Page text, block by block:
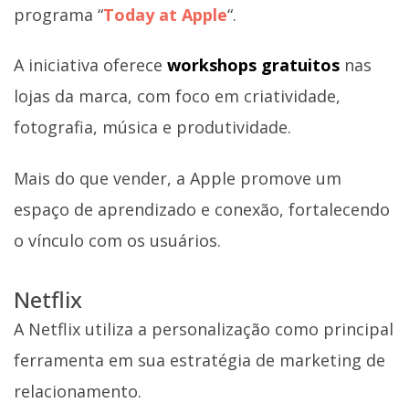
programa “Today at Apple“.
A iniciativa oferece workshops gratuitos nas
lojas da marca, com foco em criatividade,
fotografia, música e produtividade.
Mais do que vender, a Apple promove um
espaço de aprendizado e conexão, fortalecendo
o vínculo com os usuários.
Netflix
A Netflix utiliza a personalização como principal
ferramenta em sua estratégia de marketing de
relacionamento.